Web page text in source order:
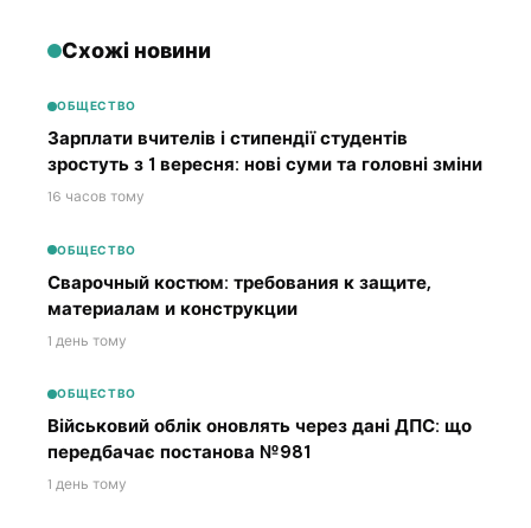
Схожі новини
ОБЩЕСТВО
Зарплати вчителів і стипендії студентів
зростуть з 1 вересня: нові суми та головні зміни
16 часов тому
ОБЩЕСТВО
Сварочный костюм: требования к защите,
материалам и конструкции
1 день тому
ОБЩЕСТВО
Військовий облік оновлять через дані ДПС: що
передбачає постанова №981
1 день тому